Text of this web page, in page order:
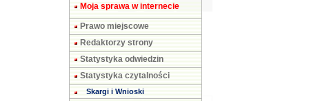
Moja sprawa w internecie
Prawo miejscowe
Redaktorzy strony
Statystyka odwiedzin
Statystyka czytalności
Skargi i Wnioski